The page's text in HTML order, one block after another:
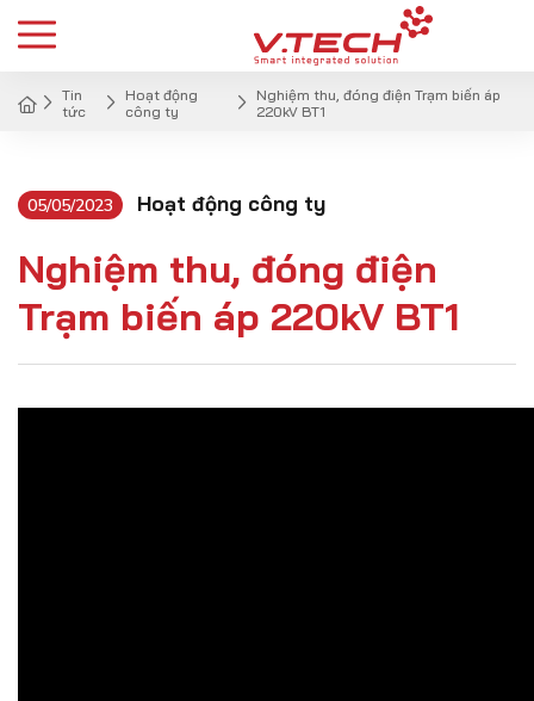
Tin
tức
Hoạt động
công ty
Nghiệm thu, đóng điện Trạm biến áp
220kV BT1
05/05/2023 Hoạt động công ty
Nghiệm thu, đóng điện
Trạm biến áp 220kV BT1